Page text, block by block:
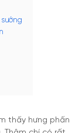
thấy hưng phấn